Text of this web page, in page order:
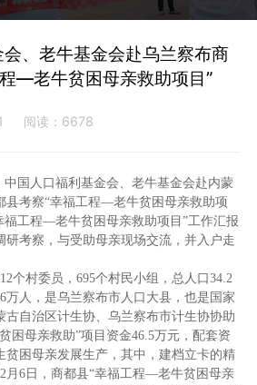
、老牛基金会赴乌兰察布商
—老牛贫困母亲救助项目”
阅读：6678
中国人口福利基金会、老牛基金会赴内蒙
县考察“幸福工程—老牛贫困母亲救助项
福工程—老牛贫困母亲救助项目 ”工作汇报
研考察，与受助母亲现场交流，并入户走
个村委员， 695个村民小组，总人口 34.2
万人，是乌兰察布市人口大县，也是国家
古自治区计生协、乌兰察布市计生协协助
困母亲救助”项目资金46.5万元，配套资
贫困母亲发展生产，其中，建档立卡的精
月 6日，商都县“幸福工程—老牛贫困母亲